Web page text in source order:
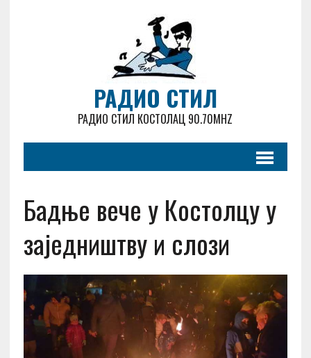
РАДИО СТИЛ
РАДИО СТИЛ КОСТОЛАЦ 90.70MHZ
Бадње вече у Костолцу у
заједништву и слози